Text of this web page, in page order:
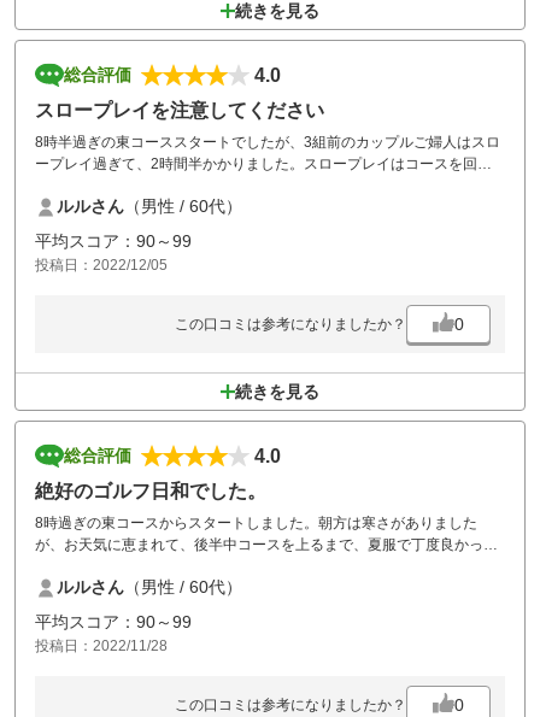
続きを見る
総合評価
4.0
スロープレイを注意してください
8時半過ぎの東コーススタートでしたが、3組前のカップルご婦人はスロ
ープレイ過ぎて、2時間半かかりました。スロープレイはコースを回り
ルルさん （男性 / 60代）
平均スコア：90～99
投稿日：2022/12/05
この口コミは参考になりましたか？ 0
続きを見る
総合評価
4.0
絶好のゴルフ日和でした。
8時過ぎの東コースからスタートしました。朝方は寒さがありました
が、お天気に恵まれて、後半中コースを上るまで、夏服で丁度良かった
10時からカート乗り入れできて、楽でした。お昼は天ざる蕎麦ミニねぎ
トロ丼セットをいただきました。
美味しかったです。
ルルさん （男性 / 60代）
平均スコア：90～99
投稿日：2022/11/28
この口コミは参考になりましたか？ 0